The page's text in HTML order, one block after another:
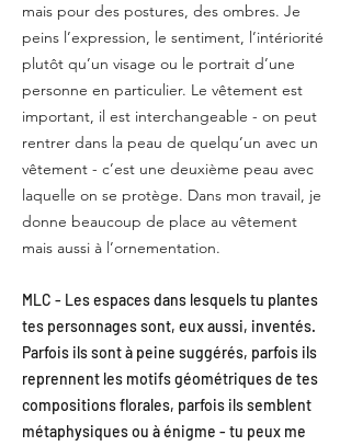
mais pour des postures, des ombres. Je
peins l’expression, le sentiment, l’intériorité
plutôt qu’un visage ou le portrait d’une
personne en particulier. Le vêtement est
important, il est interchangeable - on peut
rentrer dans la peau de quelqu’un avec un
vêtement - c’est une deuxième peau avec
laquelle on se protège. Dans mon travail, je
donne beaucoup de place au vêtement
mais aussi à l’ornementation.
MLC - Les espaces dans lesquels tu plantes
tes personnages sont, eux aussi, inventés.
Parfois ils sont à peine suggérés, parfois ils
reprennent les motifs géométriques de tes
compositions florales, parfois ils semblent
métaphysiques ou à énigme - tu peux me